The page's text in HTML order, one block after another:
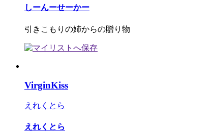
しーんーせーかー
引きこもりの姉からの贈り物
VirginKiss
えれくとら
えれくとら